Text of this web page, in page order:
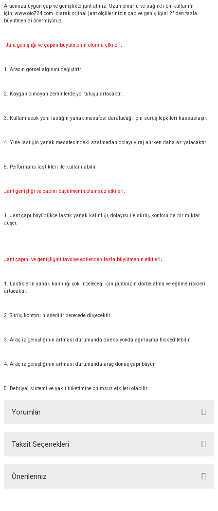
Aracınıza uygun çap ve genişlikte jant alınız. Uzun ömürlü ve sağlıklı bir kullanım
için, www.oto724.com olarak orjinal jant ölçülerinizin çap ve genişliğini 2" den fazla
büyütmenizi önermiyoruz.
Jant genişliği ve çapını büyütmenin olumlu etkileri;
1. Aracın görsel algısını değiştirir.
2. Kaygan olmayan zeminlerde yol tutuşu artacaktır.
3. Kullanılacak yeni lastiğin yanak mesafesi daralacağı için sürüş tepkileri hassaslaşır.
4. Yine lastiğin yanak mesafesindeki azalmadan dolayı viraj alırken daha az yatacaktır.
5. Performans lastikleri ile kullanılabilir.
Jant genişliği ve çapını büyütmenin olumsuz etkileri;
1. Jant çapı büyüdükçe lastik yanak kalınlığı, dolayısı ile sürüş konforu da bir miktar
düşer.
Jant çapını ve genişliğini tavsiye edilenden fazla büyütmenin etkileri;
1. Lastiklerin yanak kalınlığı çok inceleceği için jantınızın darbe alma ve eğilme riskleri
artacaktır.
2. Sürüş konforu hissedilir derecede düşecektir.
3. Araç iz genişliğinin artması durumunda direksiyonda ağırlaşma hissedilebilir.
4. Araç iz genişliğinin artması durumunda araç dönüş çapı büyür.
5. Debriyaj sistemi ve yakıt tüketimine olumsuz etkileri olabilir.
Yorumlar
Bu ürüne ilk yorumu siz yapın!
Taksit Seçenekleri
Önerileriniz